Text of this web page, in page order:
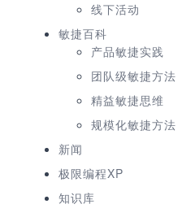
线下活动
敏捷百科
产品敏捷实践
团队级敏捷方法
精益敏捷思维
规模化敏捷方法
新闻
极限编程XP
知识库